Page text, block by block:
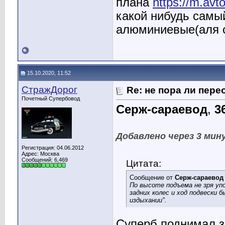
плана https://
какой нибудь
алюминиевые(аля
15.10.2020, 11:52
СтражДорог
Почетный Супербовод
Регистрация: 04.06.2012
Адрес: Москва
Сообщений: 6,469
Re: не пора ли
Серж-сараевод,
Добавлено через 3
Цитата:
Сообщение от Серж-сараевод
По высоте подъема не зря
задних колес и ход
издыхании".